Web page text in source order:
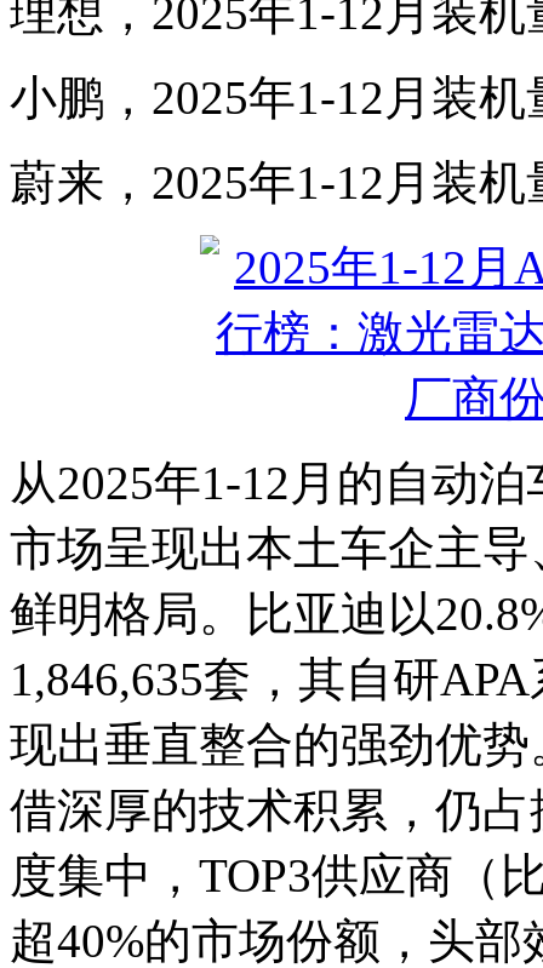
理想，2025年1-12月装
小鹏，2025年1-12月装
蔚来，2025年1-12月装
从2025年1-12月的自动
市场呈现出本土车企主
鲜明格局。比亚迪以
1,846,635套，其自研
现出垂直整合的强劲优
借深厚的技术积累，仍
度集中，TOP3供应商（
超40%的市场份额，头